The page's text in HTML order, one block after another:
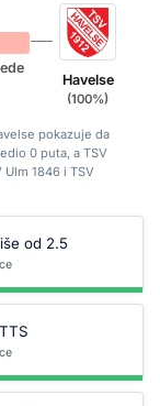
Havelse
(100%)
pokazuje da
0 puta, a TSV
1846 i TSV
od 2.5